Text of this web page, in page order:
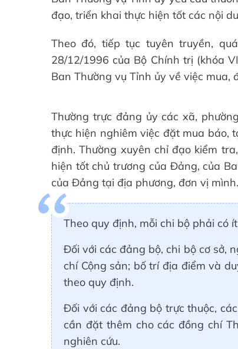
đạo, triển khai thực hiện tốt các nội
Theo đó, tiếp tục tuyên truyền,
28/12/1996 của Bộ Chính trị (khóa
Ban Thường vụ Tỉnh ủy về việc
Thường trực đảng ủy các xã,
thực hiện nghiêm việc đặt mua báo,
định. Thường xuyên chỉ đạo kiểm
hiện tốt chủ trương của Đảng, của
của Đảng tại địa phương, đơn vị mình.
Theo quy định, mỗi chi bộ phải có
Đối với các đảng bộ, chi bộ cơ sở,
chí Cộng sản; bố trí địa điểm và
theo quy định.
Đối với các đảng bộ trực thuộc,
cần đặt thêm cho các đồng chí
nghiên cứu.